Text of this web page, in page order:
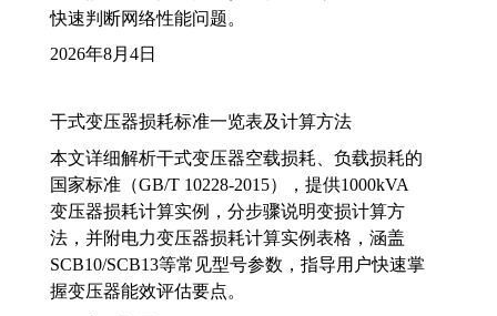
快速判断网络性能问题。
2026年8月4日
干式变压器损耗标准一览表及计算方法
本文详细解析干式变压器空载损耗、负载损耗的
国家标准（GB/T 10228-2015），提供1000kVA
变压器损耗计算实例，分步骤说明变损计算方
法，并附电力变压器损耗计算实例表格，涵盖
SCB10/SCB13等常见型号参数，指导用户快速掌
握变压器能效评估要点。